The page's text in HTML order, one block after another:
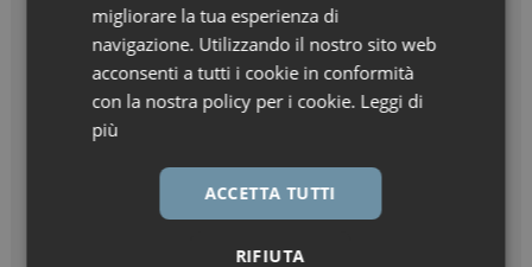
migliorare la tua esperienza di
navigazione. Utilizzando il nostro sito web
acconsenti a tutti i cookie in conformità
con la nostra policy per i cookie. Leggi di
più
ACCETTA TUTTI
RIFIUTA